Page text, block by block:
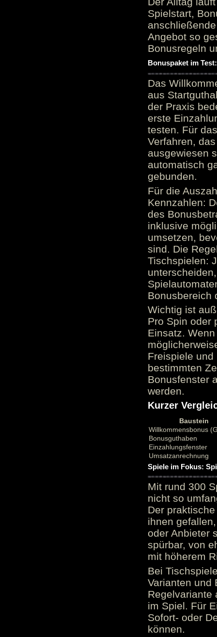
Spielstart,
Angebot so
Bonusregeln
Bonuspaket im
Das
aus
der Praxis
erste
testen. Für
Verfahren,
ausgewiesen
automatisch
gebunden.
Für die
Kennzahlen:
des
inklusive
umsetzen,
sind. Die
Tischspielen:
Bonusbereich
Wichtig ist
Pro Spin oder
Einsatz.
Freispiele
bestimmten
Bonusfenster
werden.
Kurzer
Baustein
Willkommensbonus
Bonusguthaben
Einzahlungsfenster
Umsatzanrechnung
Spiele im Fokus:
Mit rund 300
nicht so
Der
ihnen
oder Anbieter
spürbar, von
mit höherem
Bei
Varianten und
Regelvariante
im Spiel. Für
Sofort- oder
können.